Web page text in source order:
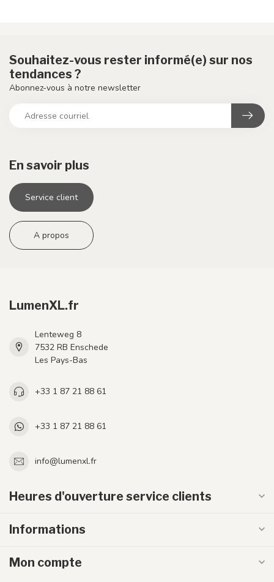
En savoir plus
Service client
A propos
Souhaitez-vous rester informé(e) sur nos
tendances ?
Abonnez-vous à notre newsletter
LumenXL.fr
Lenteweg 8
7532 RB Enschede
Les Pays-Bas
+33 1 87 21 88 61
+33 1 87 21 88 61
info@lumenxl.fr
Heures d'ouverture service clients
Informations
Mon compte